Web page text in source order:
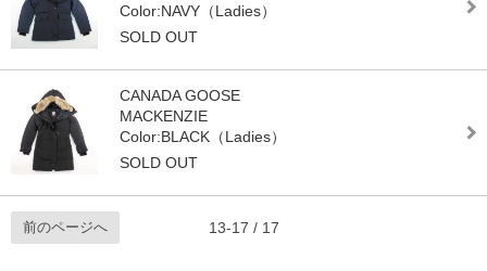
Color:NAVY（Ladies）
SOLD OUT
CANADA GOOSE
MACKENZIE
Color:BLACK（Ladies）
SOLD OUT
前のページへ 13-17 / 17